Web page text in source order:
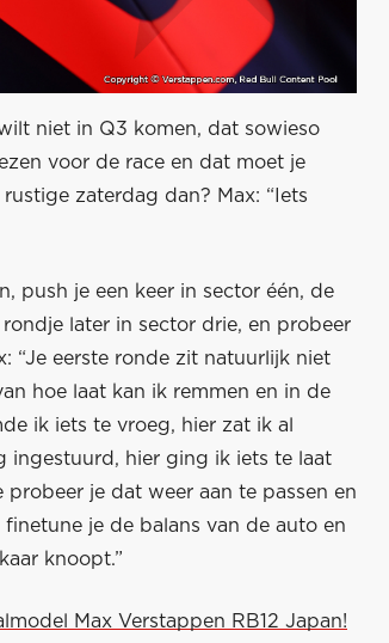
niet in Q3 komen, dat sowieso
voor de race en dat moet je
zaterdag dan? Max: “Iets
push je een keer in sector één, de
later in sector drie, en probeer
“Je eerste ronde zit natuurlijk niet
hoe laat kan ik remmen en in de
ik iets te vroeg, hier zat ik al
ingestuurd, hier ging ik iets te laat
je dat weer aan te passen en
je de balans van de auto en
knoopt.”
Max Verstappen RB12 Japan!